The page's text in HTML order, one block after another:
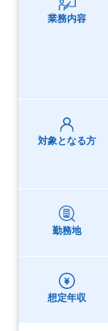
業務内容
対象となる方
勤務地
想定年収